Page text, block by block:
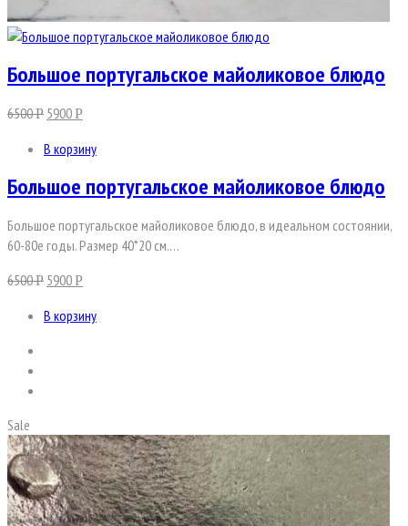
Большое португальское майоликовое блюдо
6500Р 5900Р
В корзину
Большое португальское майоликовое блюдо
Большое португальское майоликовое блюдо, в идеальном состоянии,
60-80е годы. Размер 40*20 см.…
6500Р 5900Р
В корзину
Sale